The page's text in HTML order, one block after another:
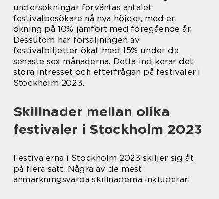
undersökningar förväntas antalet
festivalbesökare nå nya höjder, med en
ökning på 10% jämfört med föregående år.
Dessutom har försäljningen av
festivalbiljetter ökat med 15% under de
senaste sex månaderna. Detta indikerar det
stora intresset och efterfrågan på festivaler i
Stockholm 2023.
Skillnader mellan olika
festivaler i Stockholm 2023
Festivalerna i Stockholm 2023 skiljer sig åt
på flera sätt. Några av de mest
anmärkningsvärda skillnaderna inkluderar: